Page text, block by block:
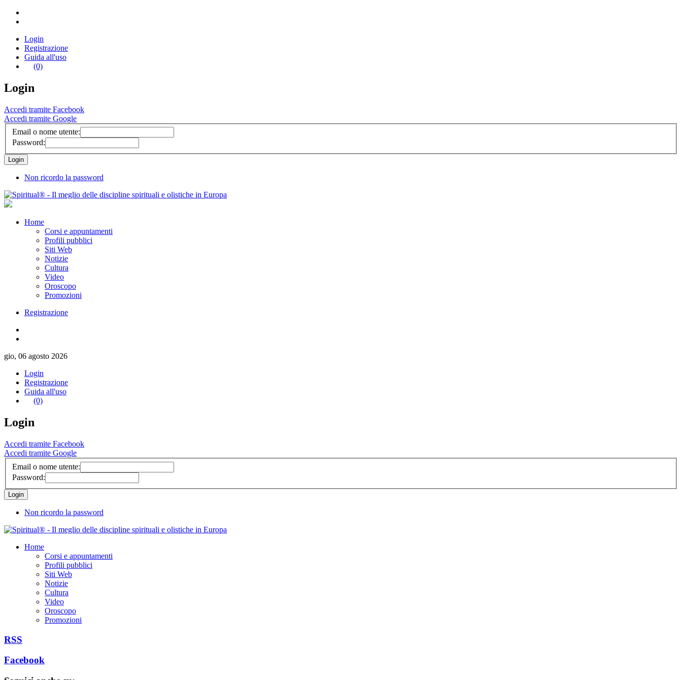
Login
Registrazione
Guida all'uso
(0)
Login
Accedi tramite Facebook
Accedi tramite Google
Email o nome utente:
Password:
Non ricordo la password
Home
Corsi e appuntamenti
Profili pubblici
Siti Web
Notizie
Cultura
Video
Oroscopo
Promozioni
Registrazione
gio, 06 agosto 2026
Login
Registrazione
Guida all'uso
(0)
Login
Accedi tramite Facebook
Accedi tramite Google
Email o nome utente:
Password:
Non ricordo la password
Home
Corsi e appuntamenti
Profili pubblici
Siti Web
Notizie
Cultura
Video
Oroscopo
Promozioni
RSS
Facebook